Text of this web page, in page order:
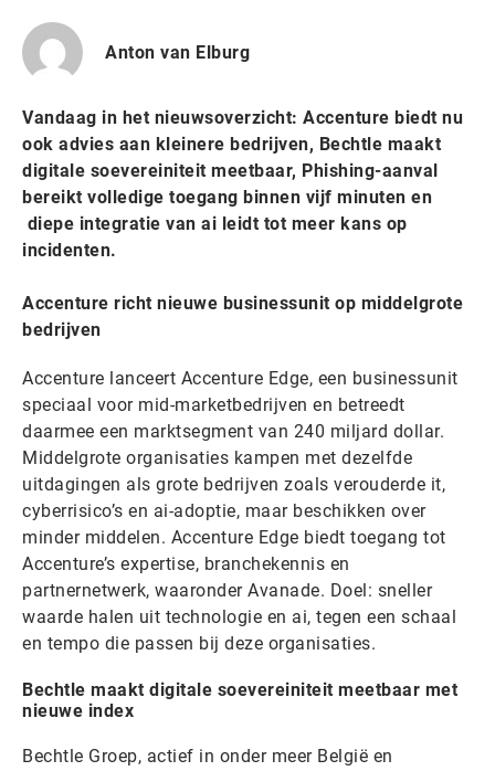
Anton van Elburg
Vandaag in het nieuwsoverzicht: Accenture biedt nu
ook advies aan kleinere bedrijven, Bechtle maakt
digitale soevereiniteit meetbaar, Phishing-aanval
bereikt volledige toegang binnen vijf minuten en
diepe integratie van ai leidt tot meer kans op
incidenten.
Accenture richt nieuwe businessunit op middelgrote
bedrijven
Accenture lanceert Accenture Edge, een businessunit
speciaal voor mid-marketbedrijven en betreedt
daarmee een marktsegment van 240 miljard dollar.
Middelgrote organisaties kampen met dezelfde
uitdagingen als grote bedrijven zoals verouderde it,
cyberrisico’s en ai-adoptie, maar beschikken over
minder middelen. Accenture Edge biedt toegang tot
Accenture’s expertise, branchekennis en
partnernetwerk, waaronder Avanade. Doel: sneller
waarde halen uit technologie en ai, tegen een schaal
en tempo die passen bij deze organisaties.
Bechtle maakt digitale soevereiniteit meetbaar met
nieuwe index
Bechtle Groep, actief in onder meer België en